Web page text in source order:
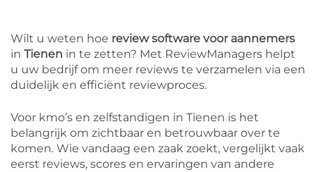
Wilt u weten hoe review software voor aannemers
in Tienen in te zetten? Met ReviewManagers helpt
u uw bedrijf om meer reviews te verzamelen via een
duidelijk en efficiënt reviewproces.
Voor kmo’s en zelfstandigen in Tienen is het
belangrijk om zichtbaar en betrouwbaar over te
komen. Wie vandaag een zaak zoekt, vergelijkt vaak
eerst reviews, scores en ervaringen van andere